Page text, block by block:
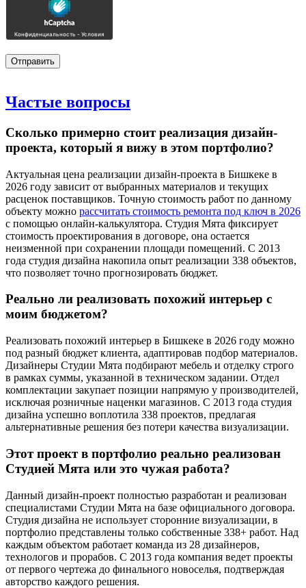
Частые вопросы
Сколько примерно стоит реализация дизайн-
проекта, который я вижу в этом портфолио?
Актуальная цена реализации дизайн-проекта в Бишкеке в
2026 году зависит от выбранных материалов и текущих
расценок поставщиков. Точную стоимость работ по данному
объекту можно рассчитать стоимость ремонта под ключ в 2026
с помощью онлайн-калькулятора. Студия Мята фиксирует
стоимость проектирования в договоре, она остается
неизменной при сохранении площади помещений. С 2013
года студия дизайна накопила опыт реализации 338 объектов,
что позволяет точно прогнозировать бюджет.
Реально ли реализовать похожий интерьер с
моим бюджетом?
Реализовать похожий интерьер в Бишкеке в 2026 году можно
под разный бюджет клиента, адаптировав подбор материалов.
Дизайнеры Студии Мята подбирают мебель и отделку строго
в рамках суммы, указанной в техническом задании. Отдел
комплектации закупает позиции напрямую у производителей,
исключая розничные наценки магазинов. С 2013 года студия
дизайна успешно воплотила 338 проектов, предлагая
альтернативные решения без потери качества визуализации.
Этот проект в портфолио реально реализован
Студией Мята или это чужая работа?
Данный дизайн-проект полностью разработан и реализован
специалистами Студии Мята на базе официального договора.
Студия дизайна не использует сторонние визуализации, в
портфолио представлены только собственные 338+ работ. Над
каждым объектом работает команда из 28 дизайнеров,
технологов и прорабов. С 2013 года компания ведет проекты
от первого чертежа до финального новоселья, подтверждая
авторство каждого решения.